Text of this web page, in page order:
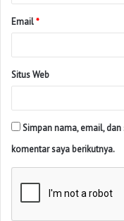
Email*
Situs Web
Simpan nama, email,
komentar saya berikutnya.